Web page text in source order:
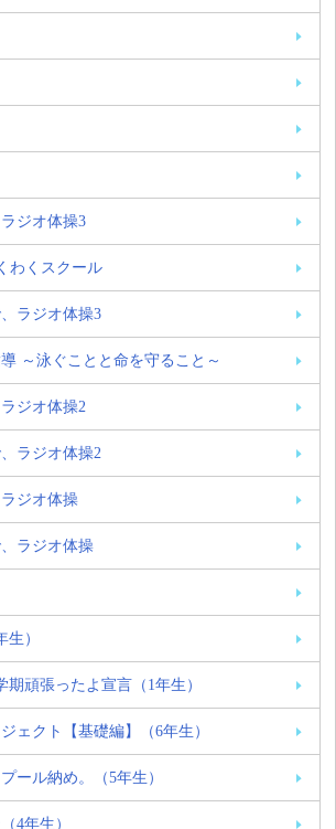
ジオ体操3
わくスクール
ラジオ体操3
～泳ぐことと命を守ること～
ジオ体操2
ラジオ体操2
ジオ体操
ラジオ体操
）
頑張ったよ宣言（1年生）
ェクト【基礎編】（6年生）
ール納め。（5年生）
4年生）